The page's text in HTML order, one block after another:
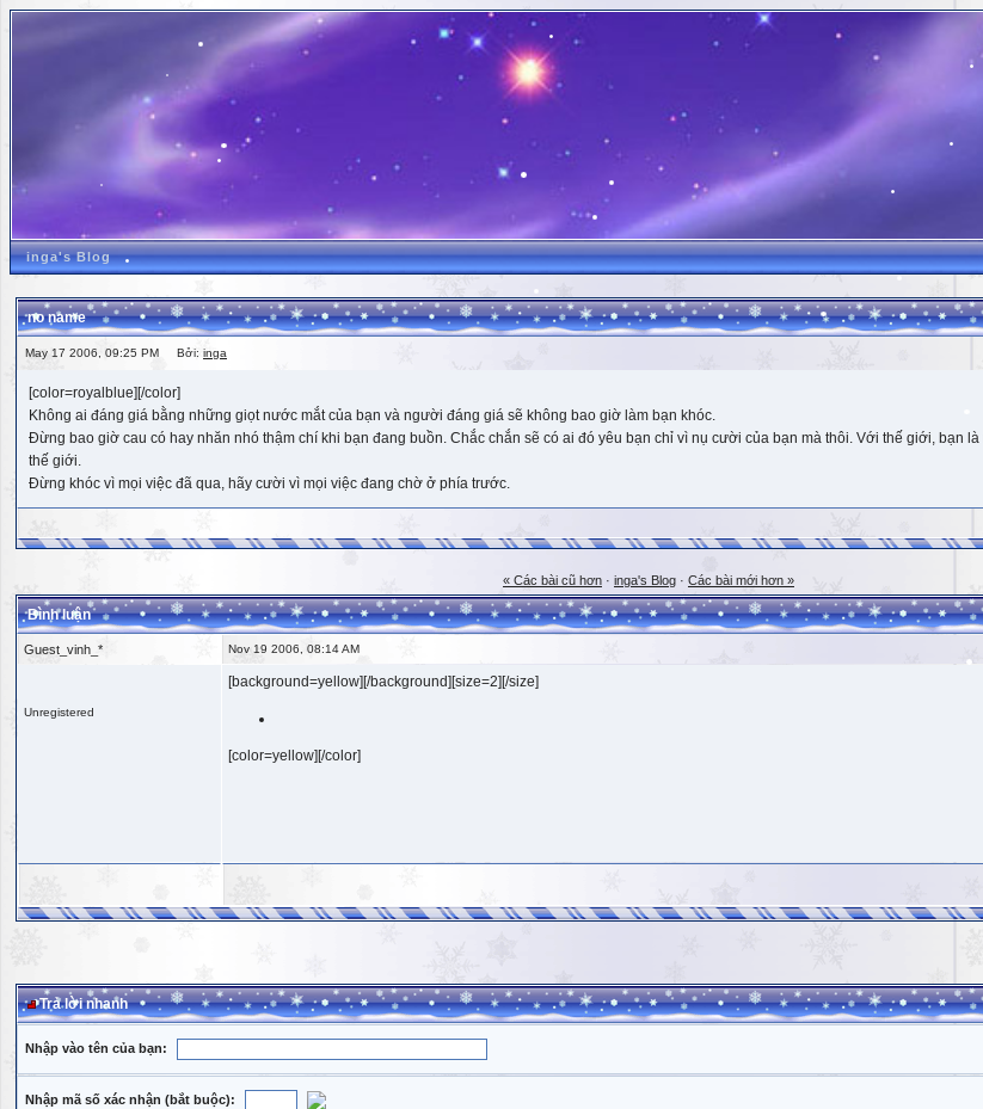
inga's Blog
no name
May 17 2006, 09:25 PM Bởi: inga
[color=royalblue][/color]
Không ai đáng giá bằng những giọt nước mắt của bạn và người đáng giá sẽ không bao giờ làm bạn khóc.
Đừng bao giờ cau có hay nhăn nhó thậm chí khi bạn đang buồn. Chắc chắn sẽ có ai đó yêu bạn chỉ vì nụ cười của bạn mà thôi. Với thế giới, bạn
thế giới.
Đừng khóc vì mọi việc đã qua, hãy cười vì mọi việc đang chờ ở phía trước.
« Các bài cũ hơn · inga's Blog · Các bài mới hơn »
Bình luận
Guest_vinh_* Nov 19 2006, 08:14 AM
Unregistered
[background=yellow][/background][size=2][/size]
[color=yellow][/color]
Trả lời nhanh
Nhập vào tên của bạn:
Nhập mã số xác nhận (bắt buộc):